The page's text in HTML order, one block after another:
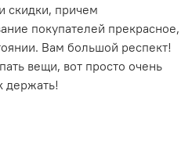
скидки, причем
покупателей прекрасное,
Вам большой респект!
вещи, вот просто очень
держать!